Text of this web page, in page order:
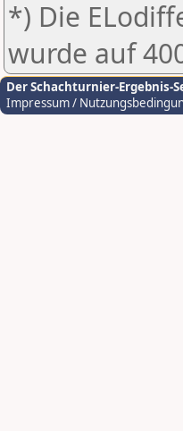
*) Die
wurde auf
Der Schachturnier-Ergebnis-
Impressum /